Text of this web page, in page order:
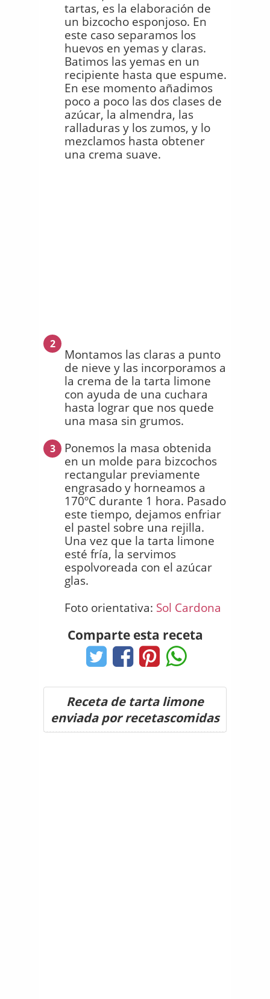
tartas, es la elaboración de
un bizcocho esponjoso. En
este caso separamos los
huevos en yemas y claras.
Batimos las yemas en un
recipiente hasta que espume.
En ese momento añadimos
poco a poco las dos clases de
azúcar, la almendra, las
ralladuras y los zumos, y lo
mezclamos hasta obtener
una crema suave.
2
Montamos las claras a punto
de nieve y las incorporamos a
la crema de la tarta limone
con ayuda de una cuchara
hasta lograr que nos quede
una masa sin grumos.
3
Ponemos la masa obtenida
en un molde para bizcochos
rectangular previamente
engrasado y horneamos a
170ºC durante 1 hora. Pasado
este tiempo, dejamos enfriar
el pastel sobre una rejilla.
Una vez que la tarta limone
esté fría, la servimos
espolvoreada con el azúcar
glas.
Foto orientativa: Sol Cardona
Comparte esta receta
Receta de tarta limone
enviada por recetascomidas